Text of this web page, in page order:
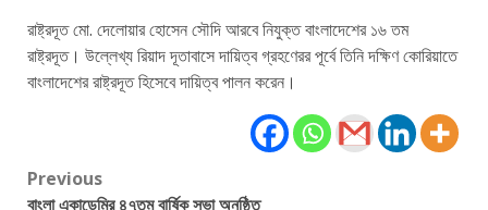
রাষ্ট্রদূত মো. দেলোয়ার হোসেন সৌদি আরবে নিযুক্ত বাংলাদেশের ১৬ তম
রাষ্ট্রদূত। উল্লেখ্য রিয়াদ দূতাবাসে দায়িত্ব গ্রহণেরর পূর্বে তিনি দক্ষিণ কোরিয়াতে
বাংলাদেশের রাষ্ট্রদূত হিসেবে দায়িত্ব পালন করেন।
Post
Previous
বাংলা একাডেমির ৪৭তম বার্ষিক সভা অনুষ্ঠিত